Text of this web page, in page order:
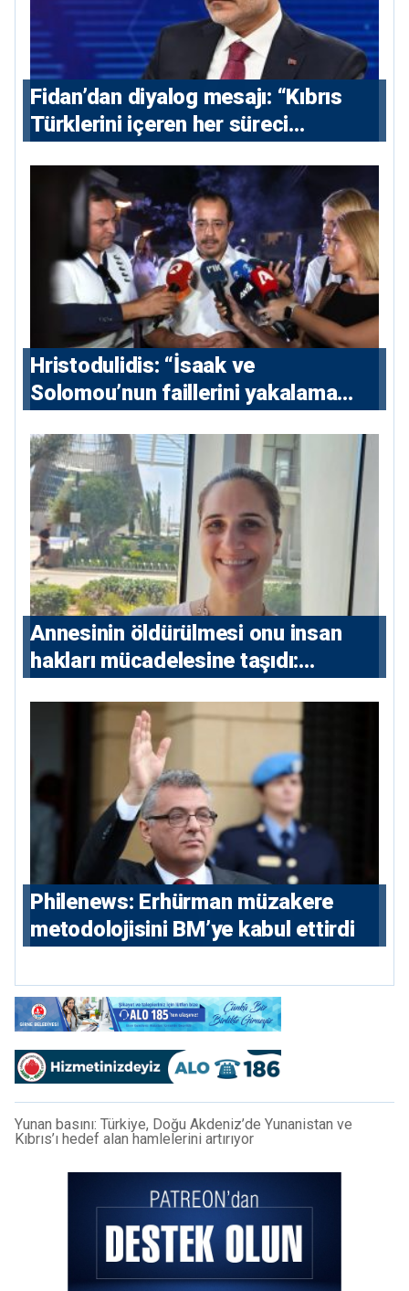
Fidan’dan diyalog mesajı: “Kıbrıs
Türklerini içeren her süreci
Hristodulidis: “İsaak ve
Solomou’nun faillerini yakalama
ve 5 uluslararası tutuklama emri
çıkarıldı”
Annesinin öldürülmesi onu insan
hakları mücadelesine taşıdı:
hikayesi
Philenews: Erhürman müzakere
metodolojisini BM’ye kabul ettirdi
Yunan basını: Türkiye, Doğu Akdeniz’de Yunanistan ve
Kıbrıs’ı hedef alan hamlelerini artırıyor